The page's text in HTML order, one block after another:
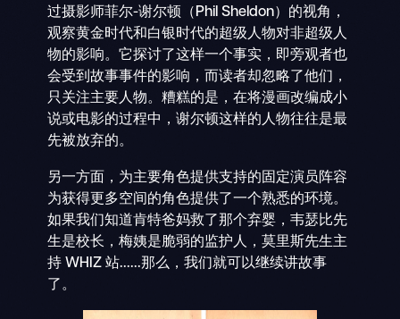
过摄影师菲尔-谢尔顿（Phil Sheldon）的视角，
观察黄金时代和白银时代的超级人物对非超级人
物的影响。它探讨了这样一个事实，即旁观者也
会受到故事事件的影响，而读者却忽略了他们，
只关注主要人物。糟糕的是，在将漫画改编成小
说或电影的过程中，谢尔顿这样的人物往往是最
先被放弃的。
另一方面，为主要角色提供支持的固定演员阵容
为获得更多空间的角色提供了一个熟悉的环境。
如果我们知道肯特爸妈救了那个弃婴，韦瑟比先
生是校长，梅姨是脆弱的监护人，莫里斯先生主
持 WHIZ 站......那么，我们就可以继续讲故事
了。